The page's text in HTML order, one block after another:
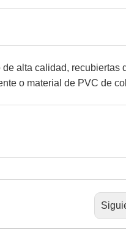
de alta calidad, recubiertas
o material de PVC de